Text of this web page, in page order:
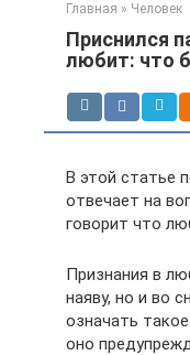
Главная » Человек
Приснился
любит: что
В этой статье
отвечает на
говорит что
Признания в
наяву, но и во
означать
оно